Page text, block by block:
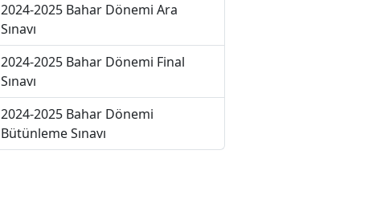
2024-2025 Bahar Dönemi Ara
Sınavı
2024-2025 Bahar Dönemi Final
Sınavı
2024-2025 Bahar Dönemi
Bütünleme Sınavı